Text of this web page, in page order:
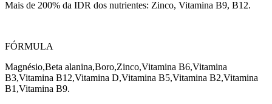
Mais de 200% da IDR dos nutrientes: Zinco, Vitamina B9, B12.
FÓRMULA
Magnésio,Beta alanina,Boro,Zinco,Vitamina B6,Vitamina
B3,Vitamina B12,Vitamina D,Vitamina B5,Vitamina B2,Vitamina
B1,Vitamina B9.